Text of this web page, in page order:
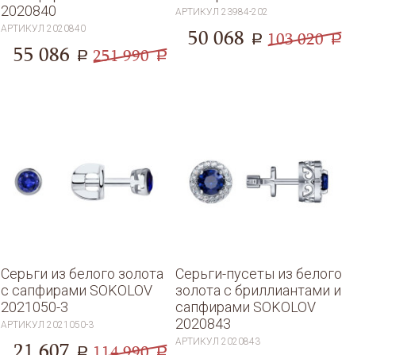
2020840
АРТИКУЛ2020840
55 086 a 251 990 a
АРТИКУЛ23984-202
50 068 a 103 020 a
Серьги из белого золота
с сапфирами SOKOLOV
2021050-3
АРТИКУЛ2021050-3
Серьги-пусеты из белого
золота с бриллиантами и
сапфирами SOKOLOV
2020843
АРТИКУЛ2020843